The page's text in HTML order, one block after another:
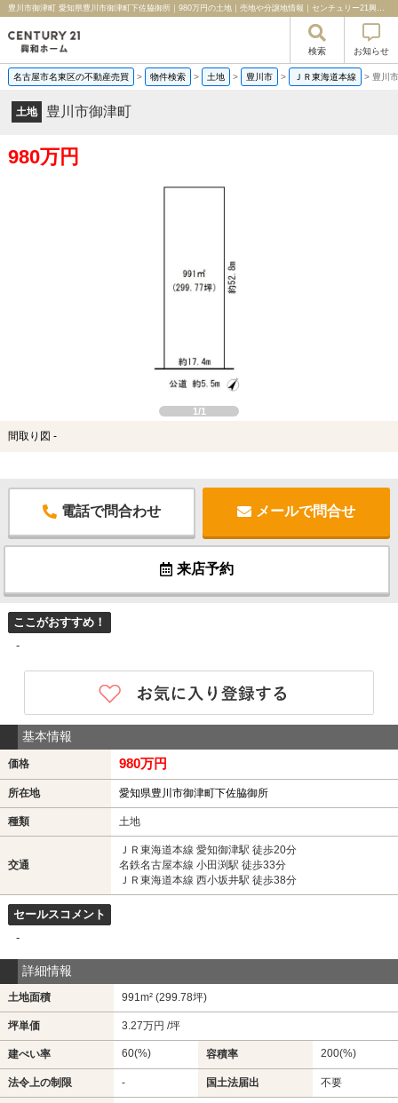
豊川市御津町 愛知県豊川市御津町下佐脇御所｜980万円の土地｜売地や分譲地情報｜センチュリー21興和ホーム
検索 お知らせ
名古屋市名東区の不動産売買 > 物件検索 > 土地 > 豊川市 > ＪＲ東海道本線 > 豊川
土地 豊川市御津町
980万円
1/1
間取り図 -
電話で問合わせ メールで問合せ
来店予約
ここがおすすめ！
-
基本情報
価格 980万円
所在地 愛知県豊川市御津町下佐脇御所
種類 土地
交通
ＪＲ東海道本線 愛知御津駅 徒歩20分
名鉄名古屋本線 小田渕駅 徒歩33分
ＪＲ東海道本線 西小坂井駅 徒歩38分
セールスコメント
-
詳細情報
土地面積 991m² (299.78坪)
坪単価 3.27万円 /坪
建ぺい率 60(%) 容積率 200(%)
法令上の制限 - 国土法届出 不要